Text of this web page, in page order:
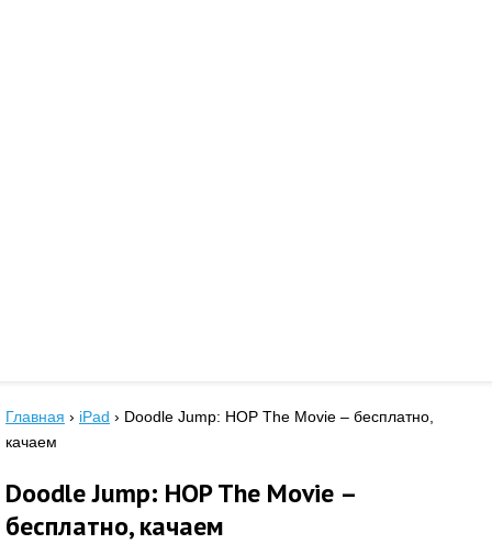
Главная › iPad › Doodle Jump: HOP The Movie – бесплатно,
качаем
Doodle Jump: HOP The Movie –
бесплатно, качаем